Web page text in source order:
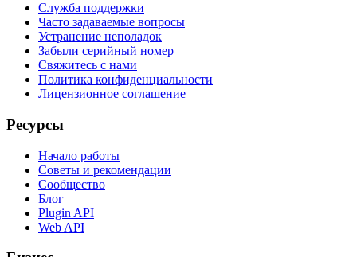
Служба поддержки
Часто задаваемые вопросы
Устранение неполадок
Забыли серийный номер
Свяжитесь с нами
Политика конфиденциальности
Лицензионное соглашение
Ресурсы
Начало работы
Советы и рекомендации
Сообщество
Блог
Plugin API
Web API